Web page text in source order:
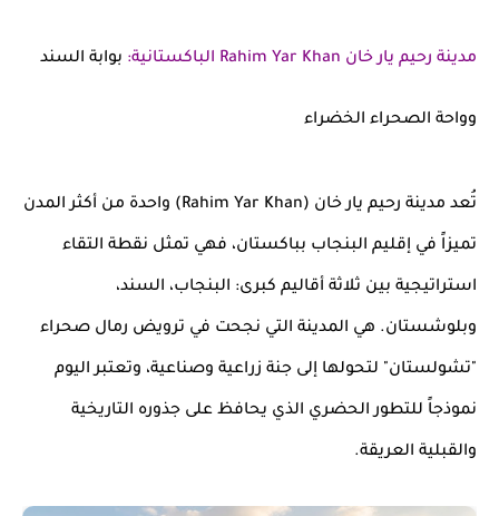
مدينة رحيم يار خان Rahim Yar Khan الباكستانية : بوابة السند
وواحة الصحراء الخضراء
تُعد مدينة رحيم يار خان (Rahim Yar Khan) واحدة من أكثر المدن
تميزاً في إقليم البنجاب بباكستان، فهي تمثل نقطة التقاء
استراتيجية بين ثلاثة أقاليم كبرى: البنجاب، السند،
وبلوشستان. هي المدينة التي نجحت في ترويض رمال صحراء
"تشولستان" لتحولها إلى جنة زراعية وصناعية، وتعتبر اليوم
نموذجاً للتطور الحضري الذي يحافظ على جذوره التاريخية
والقبلية العريقة.